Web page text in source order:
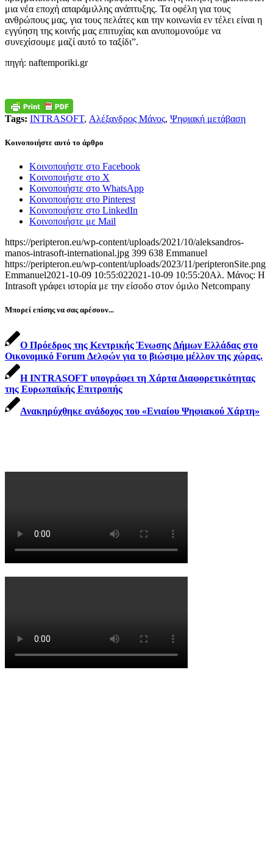
μια νέα εποχή απαράμιλλης ανάπτυξης. Τα οφέλη για τους
ανθρώπους μας, για τους πελάτες και την κοινωνία εν τέλει είναι η
εγγύηση της κοινής μας επιτυχίας και ανυπομονούμε να
συνεχίσουμε μαζί αυτό το ταξίδι”.
πηγή: naftemporiki.gr
Tags: INTRASOFT, Αλέξανδρος Μάνος, Ψηφιακή μετάβαση
Κοινοποιήστε αυτό το άρθρο
Κοινοποιήστε στο Facebook
Κοινοποιήστε στο X
Κοινοποιήστε στο WhatsApp
Κοινοποιήστε στο Pinterest
Κοινοποιήστε στο LinkedIn
Κοινοποιήστε με Mail
https://peripteron.eu/wp-content/uploads/2021/10/aleksandros-
manos-intrasoft-international.jpg 399 638 Emmanuel
https://peripteron.eu/wp-content/uploads/2023/11/peripteronSite.png
Emmanuel2021-10-09 10:55:022021-10-09 10:55:20Αλ. Μάνος: Η
Intrasoft γράφει ιστορία με την είσοδο στον όμιλο Netcompany
Μπορεί επίσης να σας αρέσουν...
Ο Πρόεδρος της Κεντρικής Ένωσης Δήμων Ελλάδας στο
Οικονομικό Forum Δελφών για το βιώσιμο μέλλον της χώρας.
Η INTRASOFT υπογράφει τη Χάρτα Διαφορετικότητας
της Ευρωπαϊκής Επιτροπής
Ανακηρύχθηκε ανάδοχος του «Ενιαίου Ψηφιακού Χάρτη»